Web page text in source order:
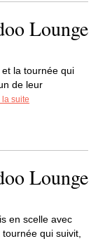
Lounge
et la tournée qui
de leur
la suite
Lounge
en scelle avec
qui suivit,